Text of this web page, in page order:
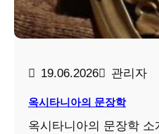
19.06.2026 관리자
옥시타니아의 문장학
옥시타니아의 문장학